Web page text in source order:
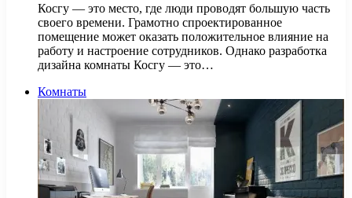
Косгу — это место, где люди проводят большую часть
своего времени. Грамотно спроектированное
помещение может оказать положительное влияние на
работу и настроение сотрудников. Однако разработка
дизайна комнаты Косгу — это…
Комнаты